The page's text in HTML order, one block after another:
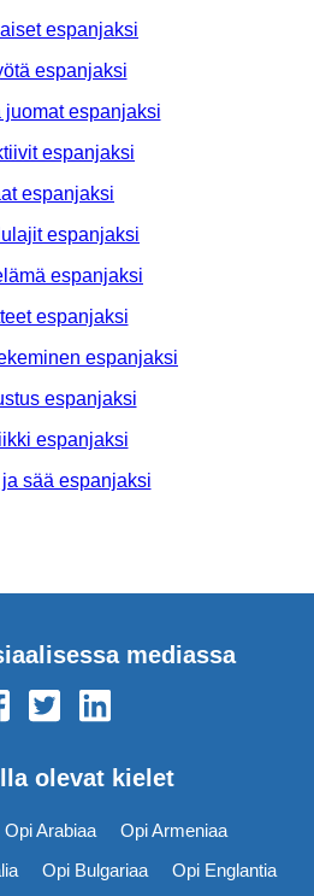
espanjaksi
espanjaksi
juomat espanjaksi
espanjaksi
espanjaksi
espanjaksi
espanjaksi
espanjaksi
espanjaksi
espanjaksi
espanjaksi
ja sää espanjaksi
mediassa
olevat kielet
Opi Arabiaa
Opi Armeniaa
Opi Bulgariaa
Opi Englantia